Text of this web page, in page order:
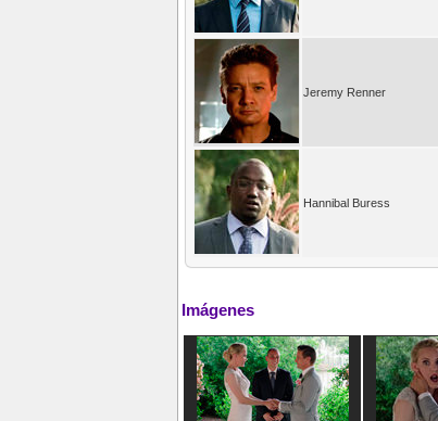
Jeremy Renner
Hannibal Buress
Imágenes